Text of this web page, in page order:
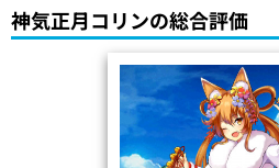
神気正月コリンの総合評価